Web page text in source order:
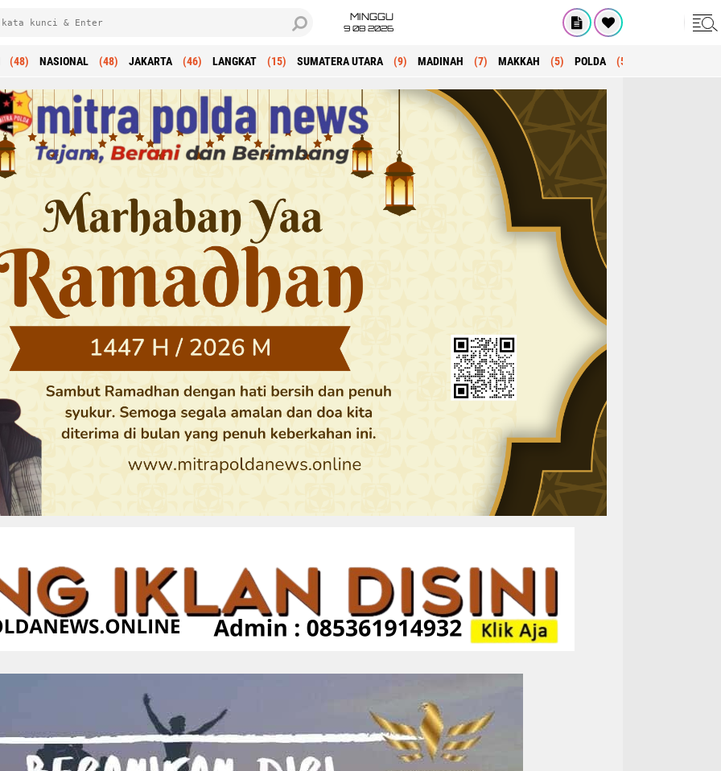
MINGGU
9 08 2026
(48) NASIONAL (48) JAKARTA (46) LANGKAT (15) SUMATERA UTARA (9) MADINAH (7) MAKKAH (5) POLDA (5)